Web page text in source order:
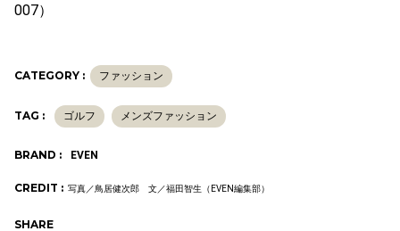
007）
CATEGORY : ファッション
TAG : ゴルフ メンズファッション
BRAND : EVEN
CREDIT : 写真／鳥居健次郎 文／福田智生（EVEN編集部）
SHARE